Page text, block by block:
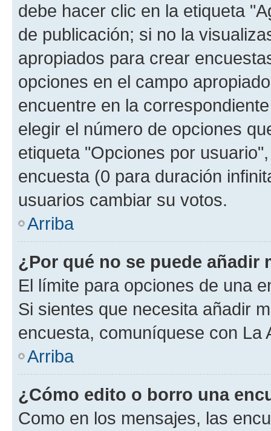
debe hacer clic en la etiqueta
de publicación; si no la
apropiados para crear
opciones en el campo
encuentre en la
elegir el número de opciones
etiqueta "Opciones por
encuesta (0 para duración
usuarios cambiar su votos.
Arriba
¿Por qué no se puede añadir
El límite para opciones de una
Si sientes que necesita añadir
encuesta, comuníquese con La
Arriba
¿Cómo edito o borro una
Como en los mensajes, las